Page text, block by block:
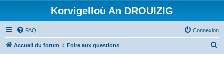
Korvigelloù An DROUIZIG
FAQ Connexion
Accueil du forum Foire aux questions